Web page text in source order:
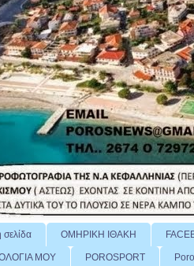
σελίδα ΟΜΗΡΙΚΗ ΙΘΑΚΗ
ΜΟΥ POROSPORT